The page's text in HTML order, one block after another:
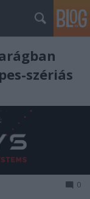
szériás
0